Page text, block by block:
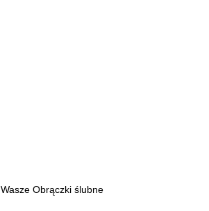
Wasze Obrączki ślubne